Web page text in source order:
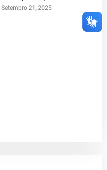
Setembro 21, 2025